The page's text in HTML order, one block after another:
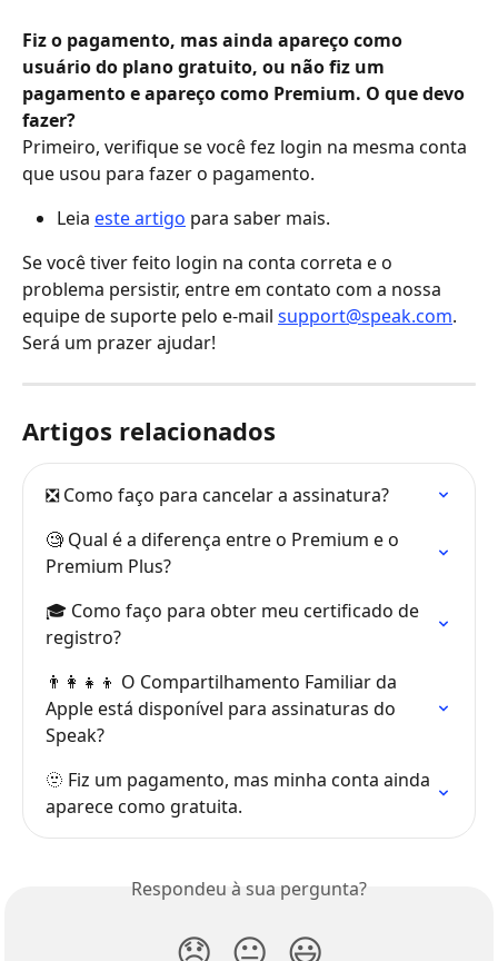
Fiz o pagamento, mas ainda apareço como
usuário do plano gratuito, ou não fiz um
pagamento e apareço como Premium. O que devo
fazer?
Primeiro, verifique se você fez login na mesma conta
que usou para fazer o pagamento.
Leia este artigo para saber mais.
Se você tiver feito login na conta correta e o
problema persistir, entre em contato com a nossa
equipe de suporte pelo e-mail support@speak.com.
Será um prazer ajudar!
Artigos relacionados
❎ Como faço para cancelar a assinatura?
🧐 Qual é a diferença entre o Premium e o
Premium Plus?
🎓 Como faço para obter meu certificado de
registro?
👨‍👩‍👧‍👦 O Compartilhamento Familiar da
Apple está disponível para assinaturas do
Speak?
🫥 Fiz um pagamento, mas minha conta ainda
aparece como gratuita.
Respondeu à sua pergunta?